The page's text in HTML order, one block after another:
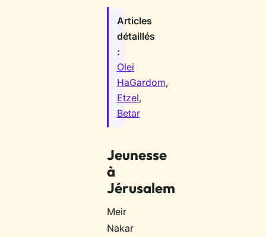
Articles
détaillés
:
Olei
HaGardom,
Etzel,
Betar
Jeunesse
à
Jérusalem
Meir
Nakar